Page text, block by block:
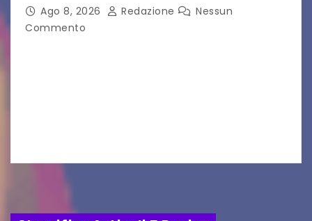
Ago 8, 2026 Redazione
Nessun
Commento